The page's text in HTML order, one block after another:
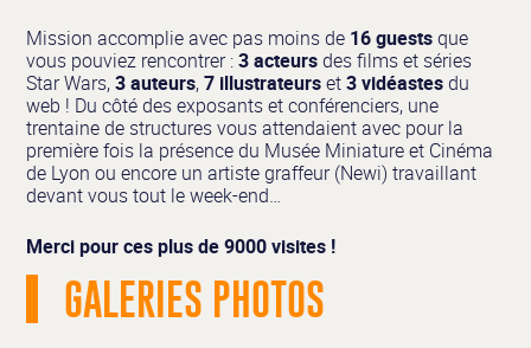
Mission accomplie avec pas moins de 16 guestsque
vous pouviez rencontrer :3 acteursdes films et séries
Star Wars,3 auteurs,7 illustrateurset3 vidéastesdu
web ! Du côté des exposants et conférenciers, une
trentaine de structures vous attendaient avec pour la
première fois la présence du Musée Miniature et Cinéma
de Lyon ou encore un artiste graffeur (Newi) travaillant
devant vous tout le week-end…
Merci pour ces plus de 9000 visites !
GALERIES PHOTOS